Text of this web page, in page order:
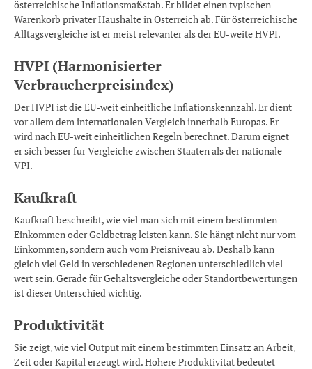
österreichische Inflationsmaßstab. Er bildet einen typischen
Warenkorb privater Haushalte in Österreich ab. Für österreichische
Alltagsvergleiche ist er meist relevanter als der EU-weite HVPI.
HVPI (Harmonisierter
Verbraucherpreisindex)
Der HVPI ist die EU-weit einheitliche Inflationskennzahl. Er dient
vor allem dem internationalen Vergleich innerhalb Europas. Er
wird nach EU-weit einheitlichen Regeln berechnet. Darum eignet
er sich besser für Vergleiche zwischen Staaten als der nationale
VPI.
Kaufkraft
Kaufkraft beschreibt, wie viel man sich mit einem bestimmten
Einkommen oder Geldbetrag leisten kann. Sie hängt nicht nur vom
Einkommen, sondern auch vom Preisniveau ab. Deshalb kann
gleich viel Geld in verschiedenen Regionen unterschiedlich viel
wert sein. Gerade für Gehaltsvergleiche oder Standortbewertungen
ist dieser Unterschied wichtig.
Produktivität
Sie zeigt, wie viel Output mit einem bestimmten Einsatz an Arbeit,
Zeit oder Kapital erzeugt wird. Höhere Produktivität bedeutet